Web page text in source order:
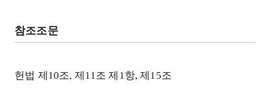
참조조문
헌법 제10조, 제11조 제1항, 제15조